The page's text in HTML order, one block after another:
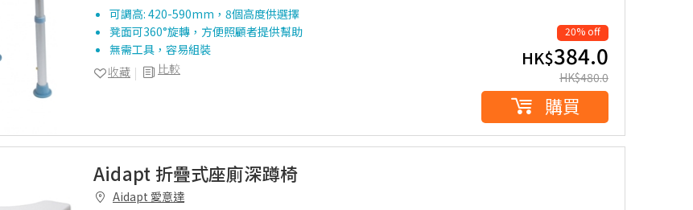
可調高: 420-590mm，8個高度供選擇
凳面可360°旋轉，方便照顧者提供幫助
無需工具，容易組裝
比較
收藏
20% off
HK$384.0
HK$480.0
購買
Aidapt 折疊式座廁深蹲椅
Aidapt 愛意達